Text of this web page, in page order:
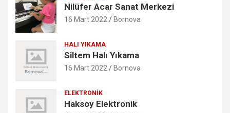
Nilüfer Acar Sanat Merkezi
16 Mart 2022 Bornova
HALI YIKAMA
Siltem Halı Yıkama
16 Mart 2022 Bornova
ELEKTRONIK
Haksoy Elektronik